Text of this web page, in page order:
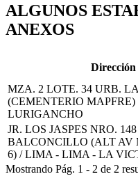
ALGUNOS
ANEXOS
Dirección
MZA. 2 LOTE. 34 URB.
(CEMENTERIO
LURIGANCHO
JR. LOS JASPES NRO. 148
BALCONCILLO (ALT AV
6) / LIMA - LIMA - LA
Mostrando Pág. 1 - 2 de 2